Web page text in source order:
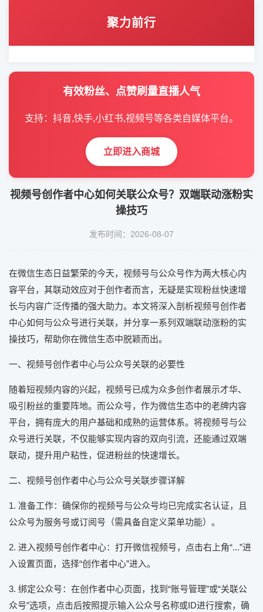
聚力前行
有效粉丝、点赞刷量直播人气
支持：抖音,快手,小红书,视频号等各类自媒体平台。
立即进入商城
视频号创作者中心如何关联公众号？双端联动涨粉实
操技巧
发布时间：2026-08-07
在微信生态日益繁荣的今天，视频号与公众号作为两大核心内
容平台，其联动效应对于创作者而言，无疑是实现粉丝快速增
长与内容广泛传播的强大助力。本文将深入剖析视频号创作者
中心如何与公众号进行关联，并分享一系列双端联动涨粉的实
操技巧，帮助你在微信生态中脱颖而出。
一、视频号创作者中心与公众号关联的必要性
随着短视频内容的兴起，视频号已成为众多创作者展示才华、
吸引粉丝的重要阵地。而公众号，作为微信生态中的老牌内容
平台，拥有庞大的用户基础和成熟的运营体系。将视频号与公
众号进行关联，不仅能够实现内容的双向引流，还能通过双端
联动，提升用户粘性，促进粉丝的快速增长。
二、视频号创作者中心与公众号关联步骤详解
1. 准备工作：确保你的视频号与公众号均已完成实名认证，且
公众号为服务号或订阅号（需具备自定义菜单功能）。
2. 进入视频号创作者中心：打开微信视频号，点击右上角“...”进
入设置页面，选择“创作者中心”进入。
3. 绑定公众号：在创作者中心页面，找到“账号管理”或“关联公
众号”选项，点击后按照提示输入公众号名称或ID进行搜索，确